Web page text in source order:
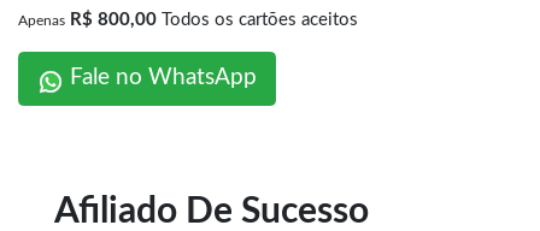
Apenas R$ 800,00 Todos os cartões aceitos
Fale no WhatsApp
Afiliado De Sucesso